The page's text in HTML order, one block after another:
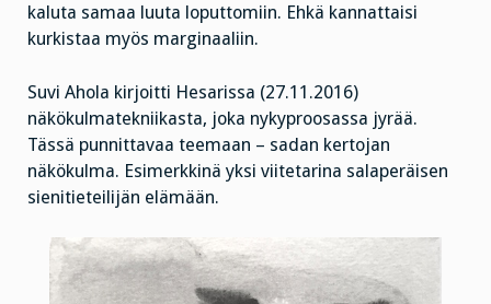
kaluta samaa luuta loputtomiin. Ehkä kannattaisi
kurkistaa myös marginaaliin.
Suvi Ahola kirjoitti Hesarissa (27.11.2016)
näkökulmatekniikasta, joka nykyproosassa jyrää.
Tässä punnittavaa teemaan – sadan kertojan
näkökulma. Esimerkkinä yksi viitetarina salaperäisen
sienitieteilijän elämään.